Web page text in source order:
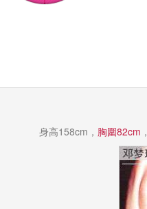
身高158cm， 胸圍82cm